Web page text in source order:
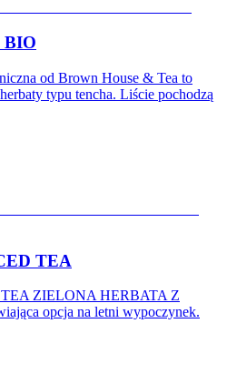
BIO
od Brown House & Tea to
typu tencha. Liście pochodzą
TEA
ZIELONA HERBATA Z
opcja na letni wypoczynek.